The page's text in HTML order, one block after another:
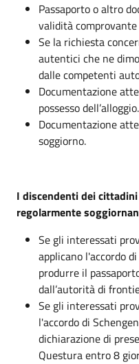
Passaporto o altro
validità
Se la richiesta
autentici che ne
dalle competenti
Documentazione
possesso dell’alloggio.
Documentazione
soggiorno.
I discendenti dei
regolarmente
Se gli interessati
applicano l'accordo
produrre il
dall’autorità di
Se gli interessati
l'accordo di
dichiarazione di
Questura entro 8